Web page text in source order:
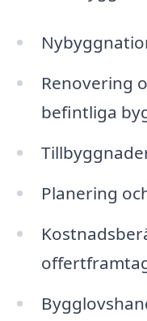
Renovering
befintliga
Planering